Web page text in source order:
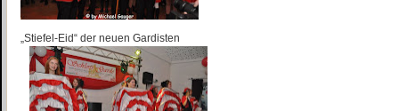
„Stiefel-Eid“ der neuen Gardisten